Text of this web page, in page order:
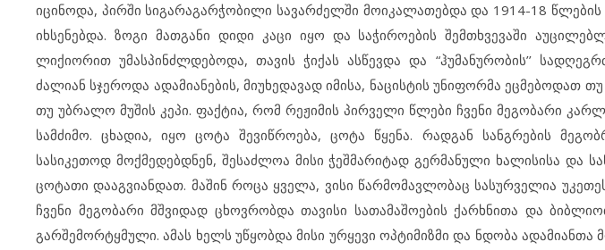
იცინოდა, პირში სიგარაგარჭობილი სავარძელში მოიკალათებდა და 1914-18
იხსენებდა. ზოგი მათგანი დიდი კაცი იყო და საჭიროების შემთხვევაში
ლიქიორით უმასპინძლდებოდა, თავის ჭიქას ასწევდა და “ჰუმანურობის’’
ძალიან სჯეროდა ადამიანების, მიუხედავად იმისა, ნაცისტის უნიფორმა
თუ უბრალო მუშის კეპი. ფაქტია, რომ რეჟიმის პირველი წლები ჩვენი მეგობარი
სამძიმო. ცხადია, იყო ცოტა შევიწროება, ცოტა წყენა. რადგან სანგრების
სასიკეთოდ მოქმედებდნენ, შესაძლოა მისი ჭეშმარიტად გერმანული ხალისისა და
ცოტათი დააგვიანდათ. მაშინ როცა ყველა, ვისი წარმომავლობაც სასურველია
ჩვენი მეგობარი მშვიდად ცხოვრობდა თავისი სათამაშოების ქარხნითა და
გარშემორტყმული. ამას ხელს უწყობდა მისი ურყევი ოპტიმიზმი და ნდობა ადამიანთა